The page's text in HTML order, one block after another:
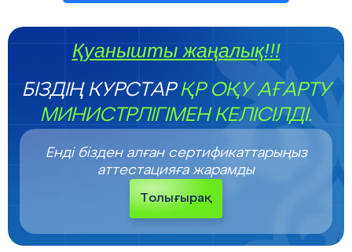
Қуанышты жаңалық!!!
БІЗДІҢ КУРСТАРҚР ОҚУ АҒАРТУ
МИНИСТРЛІГІМЕН КЕЛІСІЛДІ.
Енді бізден алған сертификаттарыңыз
аттестацияға жарамды
Толығырақ